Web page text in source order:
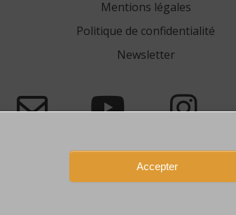
Accepter
Mentions légales
Politique de confidentialité
Newsletter
77450 Esbly